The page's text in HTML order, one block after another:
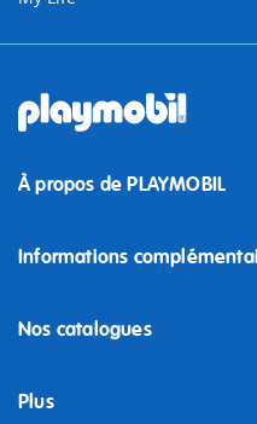
À propos de PLAYMOBIL
Informations
Nos catalogues
Plus